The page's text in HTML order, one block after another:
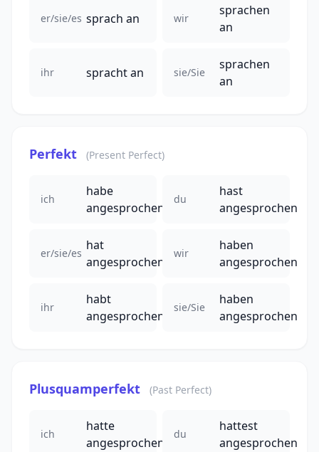
er/sie/es sprach an wir
sprachen
an
ihr spracht an sie/Sie
sprachen
an
Perfekt (Present Perfect)
ich
habe
angesprochen
du
hast
angesprochen
er/sie/es
hat
angesprochen
wir
haben
angesprochen
ihr
habt
angesprochen
sie/Sie
haben
angesprochen
Plusquamperfekt (Past Perfect)
ich
hatte
angesprochen
du
hattest
angesprochen